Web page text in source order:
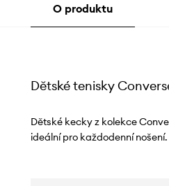
O produktu
Dětské tenisky
Dětské kecky z kolekce
ideální pro každodenní nošení.